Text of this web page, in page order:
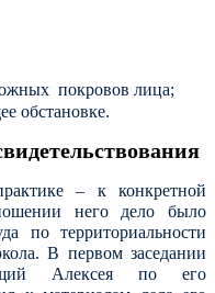
покровов лица;
обстановке.
– к конкретной
него дело было
по территориальности
В первом заседании
Алексея по его